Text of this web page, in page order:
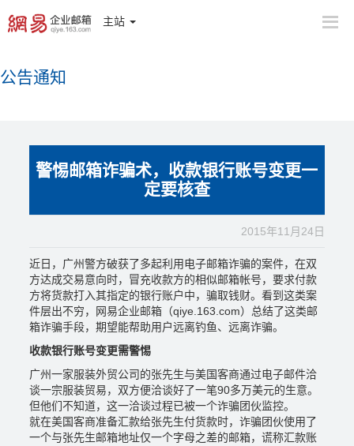
主站
公告通知
警惕邮箱诈骗术，收款银行账号变更一
定要核查
2015年11月24日
近日，广州警方破获了多起利用电子邮箱诈骗的案件，在双
方达成交易意向时，冒充收款方的相似邮箱帐号，要求付款
方将货款打入其指定的银行账户中，骗取钱财。看到这类案
件层出不穷，
网易企业邮箱 （qiye.163.com）总结了这类邮
箱诈骗手段，期望能帮助用户远离钓鱼、远离诈骗。
收款银行账号变更需警惕
广州一家服装外贸公司的张先生与美国客商通过电子邮件洽
谈一宗服装贸易，双方便洽谈好了一笔90多万美元的生意。
但他们不知道，这一洽谈过程已被一个诈骗团伙监控。
就在美国客商准备汇款给张先生付货款时，诈骗团伙使用了
一个与张先生邮箱地址仅一个字母之差的邮箱，谎称汇款账